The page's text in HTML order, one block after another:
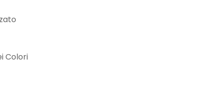
Colori